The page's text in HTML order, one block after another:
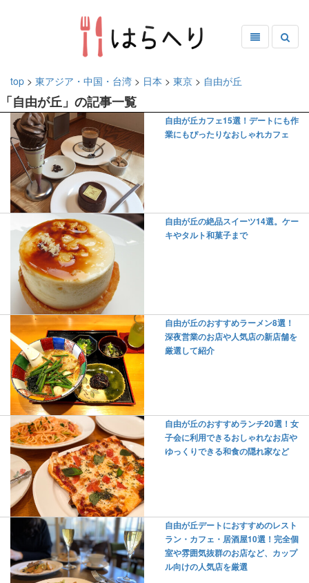
top > 東アジア・中国・台湾 > 日本 > 東京 > 自由が丘
「自由が丘」の記事一覧
自由が丘カフェ15選！デートにも作
業にもぴったりなおしゃれカフェ
自由が丘の絶品スイーツ14選。ケー
キやタルト和菓子まで
自由が丘のおすすめラーメン8選！
深夜営業のお店や人気店の新店舗を
厳選して紹介
自由が丘のおすすめランチ20選！女
子会に利用できるおしゃれなお店や
ゆっくりできる和食の隠れ家など
自由が丘デートにおすすめのレスト
ラン・カフェ・居酒屋10選！完全個
室や雰囲気抜群のお店など、カップ
ル向けの人気店を厳選